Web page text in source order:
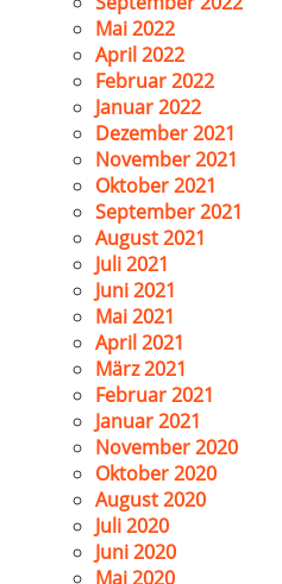
Mai 2022
April 2022
Februar 2022
Januar 2022
Dezember 2021
November 2021
Oktober 2021
September 2021
August 2021
Juli 2021
Juni 2021
Mai 2021
April 2021
März 2021
Februar 2021
Januar 2021
November 2020
Oktober 2020
August 2020
Juli 2020
Juni 2020
Mai 2020